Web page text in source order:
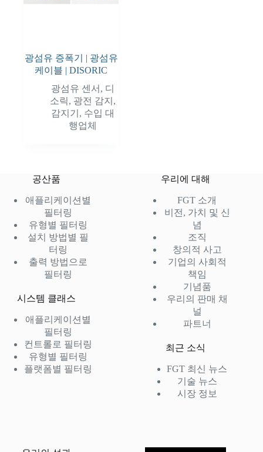
광섬유 증폭기 | 광섬유
케이블 | DISORIC
광섬유 센서 , 디
소릭, 광전 감지 ,
감지기 , 수입 대
행업체
공산품
애플리케이션별
필터링
유형별 필터링
설치 방법별 필
터링
출력 방법으로
필터링
시스템 클래스
애플리케이션별
필터링
컨트롤로 필터링
유형별 필터링
플랫폼별 필터링
우리에 대해
FGT 소개
비전, 가치 및 신
념
조직
창의적 사고
기업의 사회적
책임
기념품
우리의 판매 채
널
파트너
최근 소식
FGT 최신 뉴스
기술 뉴스
시장 정보